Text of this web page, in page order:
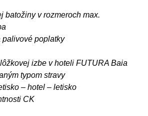
batožiny v rozmeroch max.
palivové poplatky
izbe v hoteli FUTURA Baia
typom stravy
– hotel – letisko
CK